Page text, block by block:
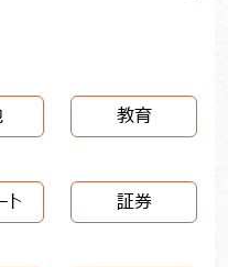
教育
ト 証券